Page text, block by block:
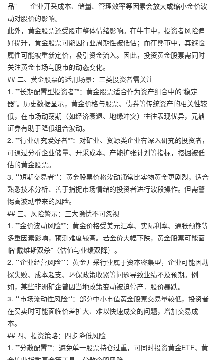
品”——企业开采成本、储量、管理效率等因素会放大或缩小金价波
动对股价的影响。
此外，黄金股票还受股市整体情绪影响。在牛市中，投资者风险偏
好提升，黄金股票可能因行业周期性被低估；而在熊市中，其避险
属性可能被重新定价，吸引资金流入。因此，投资黄金股票需同时
关注黄金市场与股市的动态变化。
## 二、黄金股票的适用场景：三类投资者需关注
1. **长期配置型投资者**：黄金股票适合作为资产组合中的“稳定
器”。历史数据显示，黄金价格与股票、债券等传统资产的相关性较
低，在市场动荡期（如经济衰退、地缘冲突）往往表现优异， 元鼎
证券有助于降低组合波动。
2. **行业研究爱好者**：对矿业、资源类企业有深入研究的投资者，
可通过分析企业储量、开采成本、产能扩张计划等指标，挖掘被低
估的黄金股票。
3. **短期交易者**：黄金股票价格波动通常比实物黄金更剧烈，适合
熟悉技术分析、善于捕捉市场情绪的投资者进行波段操作。但需警
惕高波动带来的风险。
## 三、风险警示：三大隐忧不可忽视
1. **金价波动风险**：黄金价格受美元汇率、实际利率、通胀预期等
多重因素影响，预测难度较高。若金价大幅下跌，黄金股票可能面
临“戴维斯双杀”（估值与业绩双降）。
2. **企业经营风险**：黄金开采行业属于资本密集型，企业可能因勘
探失败、成本超支、环保政策收紧等问题导致业绩不及预期。例
如，某些非洲矿企曾因当地政策变动被迫停产，股价暴跌。
3. **市场流动性风险**：部分中小市值黄金股票交易量较低，投资者
在买卖时可能面临价差扩大、难以快速成交的问题，增加交易成
本。
## 四、投资策略：四步降低风险
1. **分散配置**：避免单一股票持仓过重，可同时投资黄金ETF、黄